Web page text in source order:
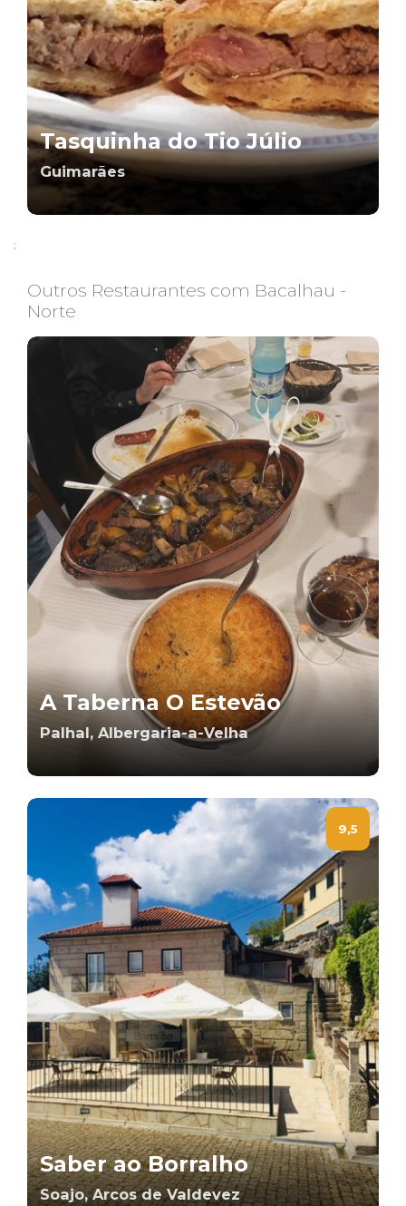
Tasquinha do Tio Júlio
Guimarães
;
Outros Restaurantes com Bacalhau -
Norte
A Taberna O Estevão
Palhal, Albergaria-a-Velha
9,5
Saber ao Borralho
Soajo, Arcos de Valdevez